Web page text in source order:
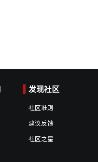
发现社区
社区准则
建议反馈
社区之星